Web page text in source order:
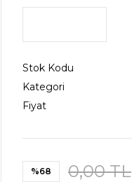
Stok Kodu
Kategori
Fiyat
%68 0,00 TL